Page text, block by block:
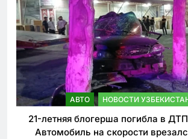
АВТО НОВОСТИ
21-летняя блогерша погибла в
Автомобиль на скорости